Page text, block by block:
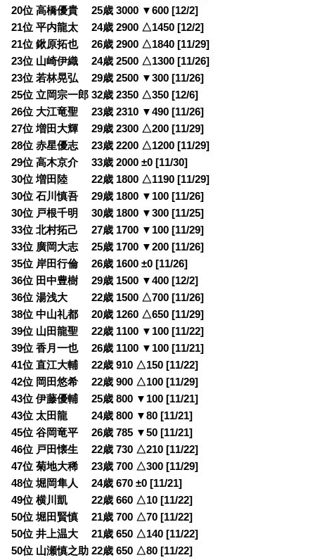
20位 高橋優貴 25歳 3000 ▼600 [12/2]
21位 平内龍太 24歳 2900 △1450 [12/2]
21位 鍬原拓也 26歳 2900 △1840 [11/29]
23位 山崎伊織 24歳 2500 △1300 [11/26]
23位 若林晃弘 29歳 2500 ▼300 [11/26]
25位 立岡宗一郎 32歳 2350 △350 [12/6]
26位 大江竜聖 23歳 2310 ▼490 [11/26]
27位 増田大輝 29歳 2300 △200 [11/29]
28位 赤星優志 23歳 2200 △1200 [11/29]
29位 高木京介 33歳 2000 ±0 [11/30]
30位 増田陸 22歳 1800 △1190 [11/29]
30位 石川慎吾 29歳 1800 ▼100 [11/26]
30位 戸根千明 30歳 1800 ▼300 [11/25]
33位 北村拓己 27歳 1700 ▼100 [11/29]
33位 廣岡大志 25歳 1700 ▼200 [11/26]
35位 岸田行倫 26歳 1600 ±0 [11/26]
36位 田中豊樹 29歳 1500 ▼400 [12/2]
36位 湯浅大 22歳 1500 △700 [11/26]
38位 中山礼都 20歳 1260 △650 [11/29]
39位 山田龍聖 22歳 1100 ▼100 [11/22]
39位 香月一也 26歳 1100 ▼100 [11/21]
41位 直江大輔 22歳 910 △150 [11/22]
42位 岡田悠希 22歳 900 △100 [11/29]
43位 伊藤優輔 25歳 800 ▼100 [11/21]
43位 太田龍 24歳 800 ▼80 [11/21]
45位 谷岡竜平 26歳 785 ▼50 [11/21]
46位 戸田懐生 22歳 730 △210 [11/22]
47位 菊地大稀 23歳 700 △300 [11/29]
48位 堀岡隼人 24歳 670 ±0 [11/21]
49位 横川凱 22歳 660 △10 [11/22]
50位 堀田賢慎 21歳 700 △70 [11/22]
50位 井上温大 21歳 650 △140 [11/22]
50位 山瀬慎之助 22歳 650 △80 [11/22]